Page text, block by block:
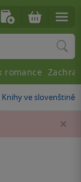
»
Knihy ve slovenštině
romance